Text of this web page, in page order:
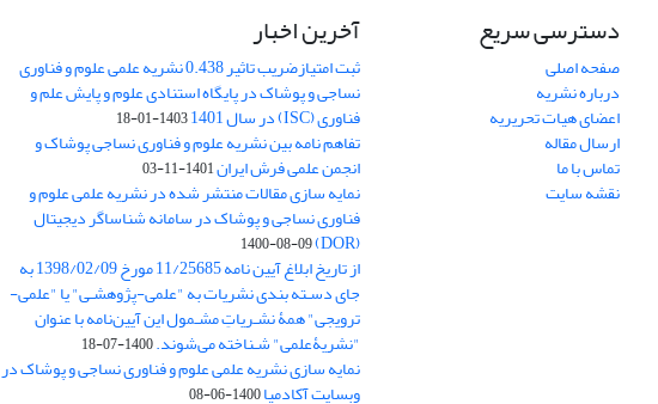
دسترسی سریع
صفحه اصلی
درباره نشریه
اعضای هیات تحریریه
ارسال مقاله
تماس با ما
نقشه سایت
آخرین اخبار
ثبت امتیازضریب تاثیر 0.438 نشریه علمی علوم و فناوری
نساجی و پوشاک در پایگاه استنادی علوم و پایش علم و
فناوری (ISC) در سال 1401 1403-01-18
تفاهم نامه بین نشریه علوم و فناوری نساجی پوشاک و
انجمن علمی فرش ایران1401-11-03
نمایه سازی مقالات منتشر شده در نشریه علمی علوم و
فناوری نساجی و پوشاک در سامانه شناساگر دیجیتال
(DOR)
1400-08-09
از تاریخ ابلاغ آیین نامه 11/25685 مورخ 1398/02/09 به
جای دسـته بندی نشریات به "علمی-پژوهشـی" یا "علمی-
ترویجی" همۀ نشـریاتِ مشـمول این آیین‌نامه با عنوان
"نشریۀعلمی" شـناخته می‌شوند.1400-07-18
نمایه سازی نشریه علمی علوم و فناوری نساجی و پوشاک در
وبسایت آکادمیا1400-06-08